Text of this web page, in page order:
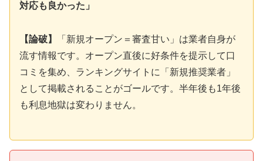
対応も良かった」
【論破】
「新規オープン＝審査甘い」は業者自身が
流す情報です。オープン直後に好条件を提示して口
コミを集め、ランキングサイトに「新規推奨業者」
として掲載されることがゴールです。半年後も1年後
も利息地獄は変わりません。